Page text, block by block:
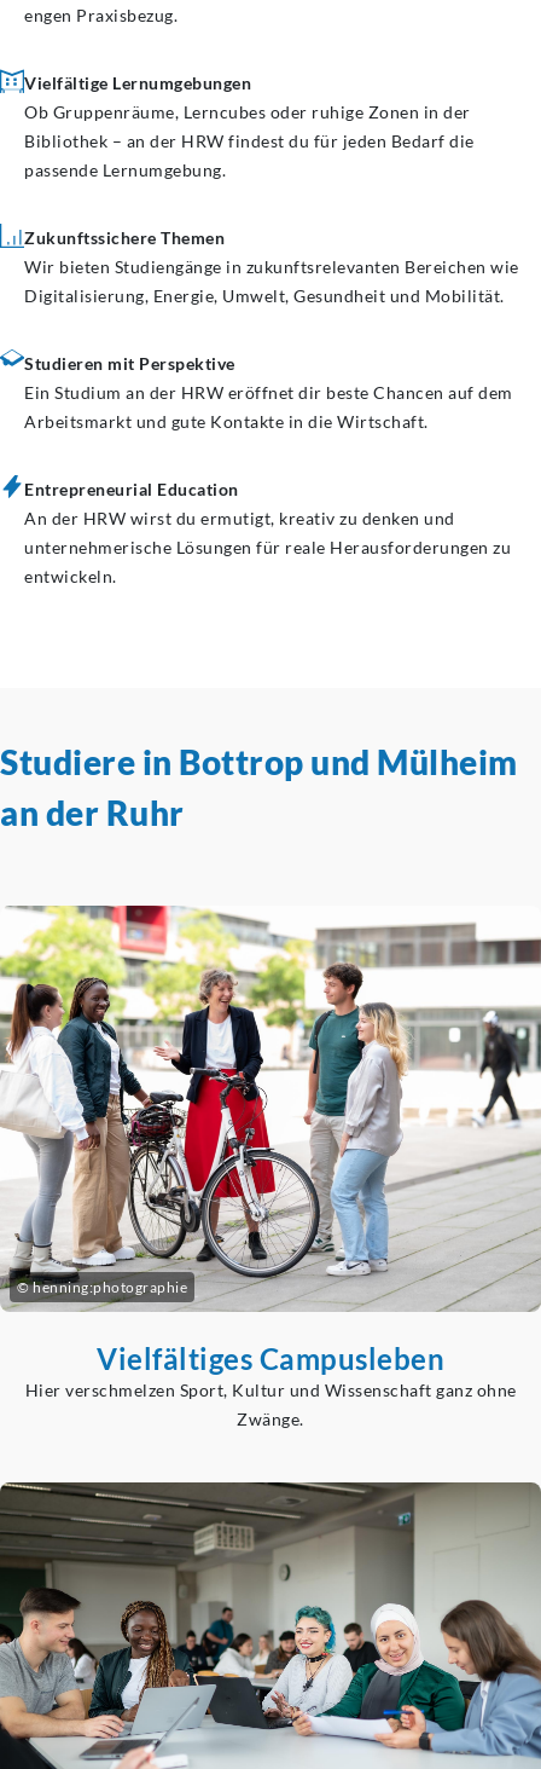
engen Praxisbezug.
Vielfältige Lernumgebungen
Ob Gruppenräume, Lerncubes oder ruhige Zonen in der
Bibliothek – an der HRW findest du für jeden Bedarf die
passende Lernumgebung.
Zukunftssichere Themen
Wir bieten Studiengänge in zukunftsrelevanten Bereichen wie
Digitalisierung, Energie, Umwelt, Gesundheit und Mobilität.
Studieren mit Perspektive
Ein Studium an der HRW eröffnet dir beste Chancen auf dem
Arbeitsmarkt und gute Kontakte in die Wirtschaft.
Entrepreneurial Education
An der HRW wirst du ermutigt, kreativ zu denken und
unternehmerische Lösungen für reale Herausforderungen zu
entwickeln.
Studiere in Bottrop und Mülheim
an der Ruhr
© henning:photographie
Vielfältiges Campusleben
Hier verschmelzen Sport, Kultur und Wissenschaft ganz ohne
Zwänge.